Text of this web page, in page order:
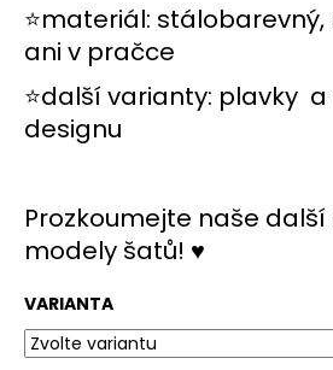
⭐materiál:
ani v pračce
⭐další varianty: plavky a
designu
Prozkoumejte naše
modely šatů! ♥
VARIANTA
u
j
e
m
e